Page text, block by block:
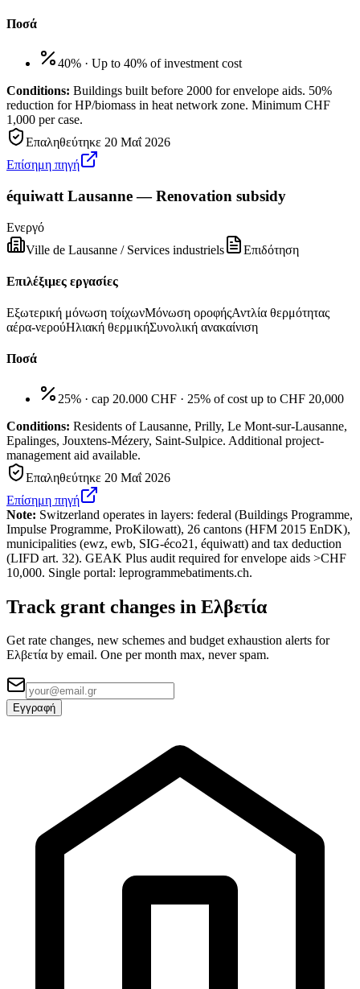
Ποσά
40% · Up to 40% of investment cost
Conditions: Buildings built before 2000 for envelope aids. 50%
reduction for HP/biomass in heat network zone. Minimum CHF
1,000 per case.
Επαληθεύτηκε 20 Μαΐ 2026
Επίσημη πηγή
équiwatt Lausanne — Renovation subsidy
Ενεργό
Ville de Lausanne / Services industriels
Επιδότηση
Επιλέξιμες εργασίες
Εξωτερική μόνωση τοίχωνΜόνωση οροφήςΑντλία θερμότητας
αέρα-νερούΗλιακή θερμικήΣυνολική ανακαίνιση
Ποσά
25% · cap 20.000 CHF · 25% of cost up to CHF 20,000
Conditions: Residents of Lausanne, Prilly, Le Mont-sur-Lausanne,
Epalinges, Jouxtens-Mézery, Saint-Sulpice. Additional project-
management aid available.
Επαληθεύτηκε 20 Μαΐ 2026
Επίσημη πηγή
Note: Switzerland operates in layers: federal (Buildings Programme,
Impulse Programme, ProKilowatt), 26 cantons (HFM 2015 EnDK),
municipalities (ewz, ewb, SIG-éco21, équiwatt) and tax deduction
(LIFD art. 32). GEAK Plus audit required for envelope aids >CHF
10,000. Single portal: leprogrammebatiments.ch.
Track grant changes in Ελβετία
Get rate changes, new schemes and budget exhaustion alerts for
Ελβετία by email. One per month max, never spam.
Εγγραφή